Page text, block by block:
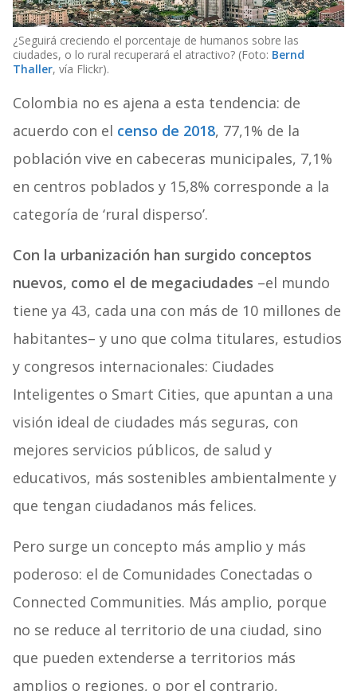
¿Seguirá creciendo el porcentaje de humanos sobre las
ciudades, o lo rural recuperará el atractivo? (Foto: Bernd
Thaller, vía Flickr).
Colombia no es ajena a esta tendencia: de
acuerdo con el censo de 2018, 77,1% de la
población vive en cabeceras municipales, 7,1%
en centros poblados y 15,8% corresponde a la
categoría de ‘rural disperso’.
Con la urbanización han surgido conceptos
nuevos, como el de megaciudades –el mundo
tiene ya 43, cada una con más de 10 millones de
habitantes– y uno que colma titulares, estudios
y congresos internacionales: Ciudades
Inteligentes o Smart Cities, que apuntan a una
visión ideal de ciudades más seguras, con
mejores servicios públicos, de salud y
educativos, más sostenibles ambientalmente y
que tengan ciudadanos más felices.
Pero surge un concepto más amplio y más
poderoso: el de Comunidades Conectadas o
Connected Communities. Más amplio, porque
no se reduce al territorio de una ciudad, sino
que pueden extenderse a territorios más
amplios o regiones, o por el contrario,